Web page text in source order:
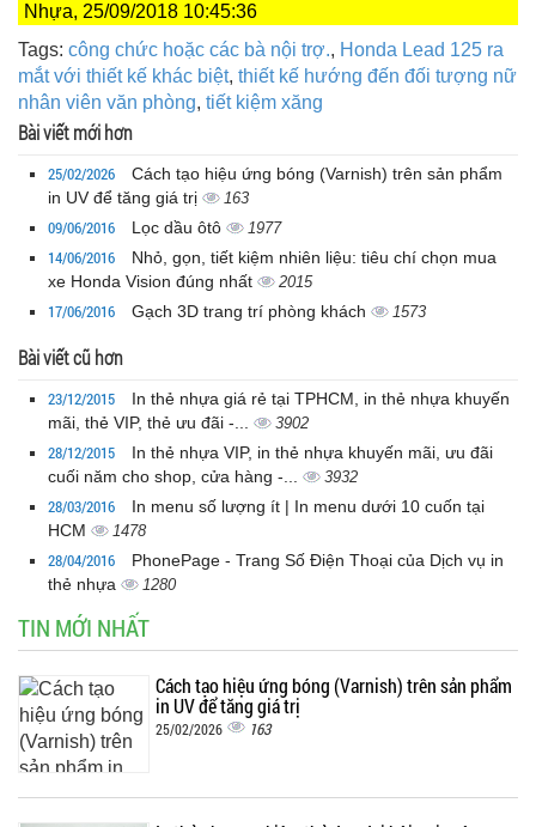
Nhựa, 25/09/2018 10:45:36
Tags: công chức hoặc các bà nội trợ., Honda Lead 125 ra
mắt với thiết kế khác biệt, thiết kế hướng đến đối tượng nữ
nhân viên văn phòng, tiết kiệm xăng
Bài viết mới hơn
25/02/2026
Cách tạo hiệu ứng bóng (Varnish) trên sản phẩm
in UV để tăng giá trị
163
09/06/2016 Lọc dầu ôtô 1977
14/06/2016
Nhỏ, gọn, tiết kiệm nhiên liệu: tiêu chí chọn mua
xe Honda Vision đúng nhất
2015
17/06/2016 Gạch 3D trang trí phòng khách 1573
Bài viết cũ hơn
23/12/2015
In thẻ nhựa giá rẻ tại TPHCM, in thẻ nhựa khuyến
mãi, thẻ VIP, thẻ ưu đãi -...
3902
28/12/2015
In thẻ nhựa VIP, in thẻ nhựa khuyến mãi, ưu đãi
cuối năm cho shop, cửa hàng -...
3932
28/03/2016
In menu số lượng ít | In menu dưới 10 cuốn tại
HCM
1478
28/04/2016
PhonePage - Trang Số Điện Thoại của Dịch vụ in
thẻ nhựa
1280
TIN MỚI NHẤT
Cách tạo hiệu ứng bóng (Varnish) trên sản phẩm
in UV để tăng giá trị
25/02/2026 163